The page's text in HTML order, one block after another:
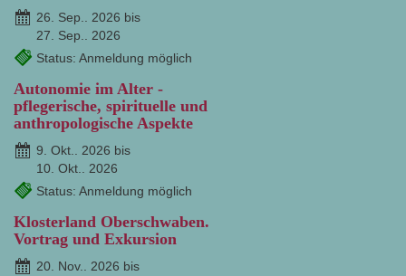
26. Sep.. 2026 bis
27. Sep.. 2026
Status: Anmeldung möglich
Autonomie im Alter -
pflegerische, spirituelle und
anthropologische Aspekte
9. Okt.. 2026 bis
10. Okt.. 2026
Status: Anmeldung möglich
Klosterland Oberschwaben.
Vortrag und Exkursion
20. Nov.. 2026 bis